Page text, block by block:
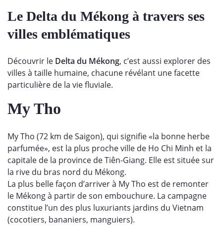
Le Delta du Mékong à travers ses
villes emblématiques
Découvrir le Delta du Mékong, c’est aussi explorer des
villes à taille humaine, chacune révélant une facette
particulière de la vie fluviale.
My Tho
My Tho (72 km de Saigon), qui signifie «la bonne herbe
parfumée», est la plus proche ville de Ho Chi Minh et la
capitale de la province de Tiên-Giang. Elle est située sur
la rive du bras nord du Mékong.
La plus belle façon d’arriver à My Tho est de remonter
le Mékong à partir de son embouchure. La campagne
constitue l’un des plus luxuriants jardins du Vietnam
(cocotiers, bananiers, manguiers).